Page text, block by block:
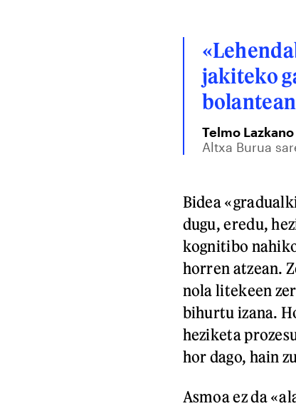
jakiteko
Telmo Lazkano
Altxa Burua
Bidea
dugu, eredu,
kognitibo
horren atzean.
nola litekeen
bihurtu izana.
heziketa
hor dago, hain
Asmoa ez da